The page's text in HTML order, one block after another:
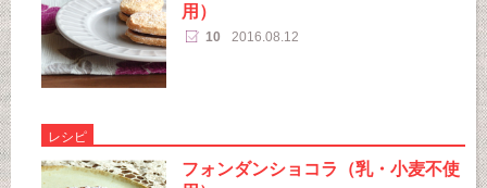
用）
10 2016.08.12
レシピ
フォンダンショコラ（乳・小麦不使